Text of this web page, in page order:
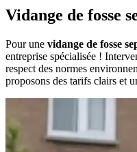
Vidange de fosse
Pour une vidange de fosse
entreprise spécialisée !
respect des normes
proposons des tarifs clairs et